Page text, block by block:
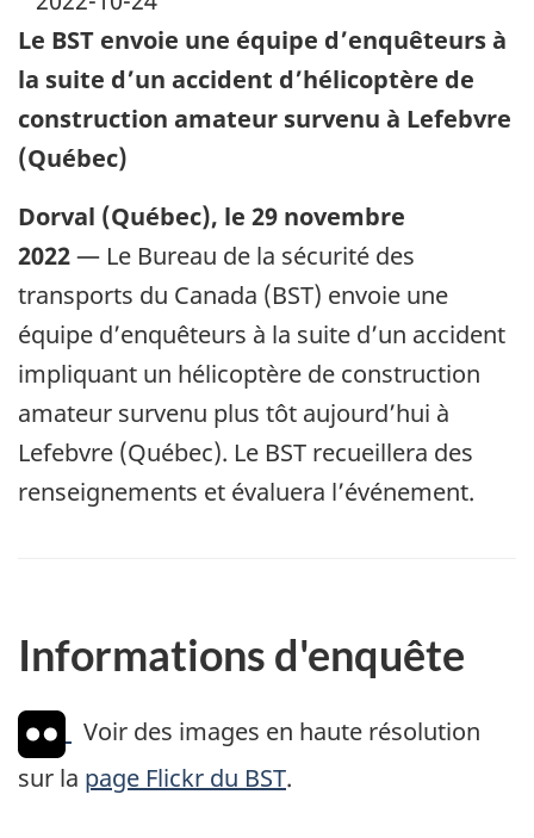
Le BST envoie une équipe d’enquêteurs à
la suite d’un accident d’hélicoptère de
construction amateur survenu à Lefebvre
(Québec)
Dorval (Québec), le 29 novembre
2022— Le Bureau de la sécurité des
transports du Canada (BST) envoie une
équipe d’enquêteurs à la suite d’un accident
impliquant un hélicoptère de construction
amateur survenu plus tôt aujourd’hui à
Lefebvre (Québec). Le BST recueillera des
renseignements et évaluera l’événement.
Informations d'enquête
Voir des images en haute résolution
sur la page Flickr du BST.